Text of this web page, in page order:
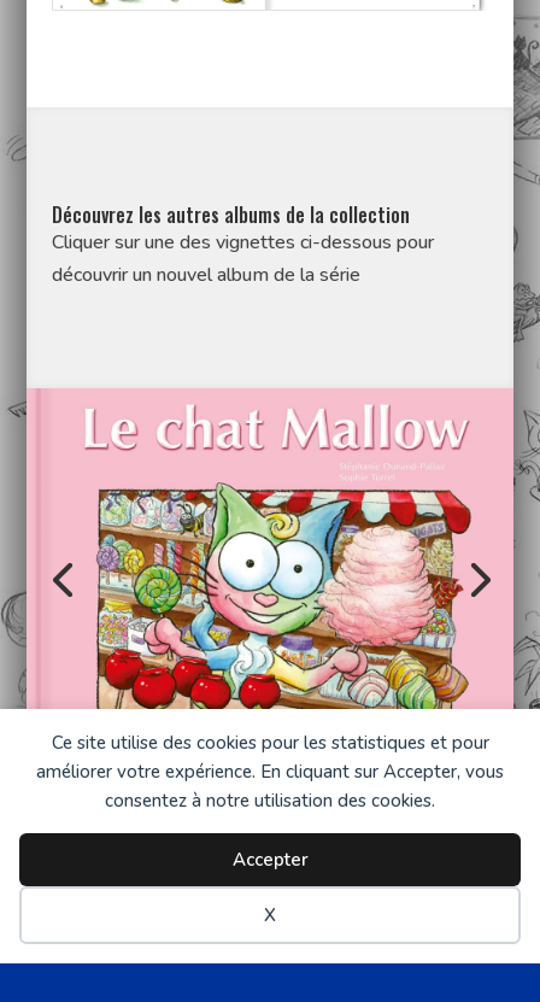
Ce site utilise des cookies pour les statistiques et pour
améliorer votre expérience. En cliquant sur Accepter, vous
consentez à notre utilisation des cookies.
Accepter
X
Découvrez les autres albums de la collection
Cliquer sur une des vignettes ci-dessous pour
découvrir un nouvel album de la série
Copyright © 2003 - 2026 - Balivernes Editions •
Tous droits réservés •Plan du site
légales•